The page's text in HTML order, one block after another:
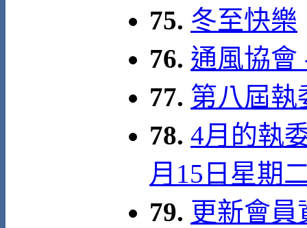
75. 冬至快樂
76. 通風協會
77. 第八屆執
78. 4月的執
月15日星期
79. 更新會員